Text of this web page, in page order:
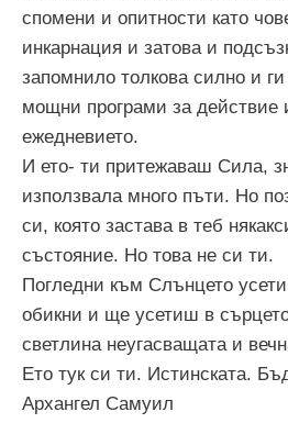
спомени и опитности като
инкарнация и затова и
запомнило толкова силно и ги
мощни програми за действие
ежедневието.
И ето- ти притежаваш Сила,
използвала много пъти. Но
си, която застава в теб
състояние. Но това не си ти.
Погледни към Слънцето
обикни и ще усетиш в
светлина неугасващата и
Ето тук си ти. Истинската.
Архангел Самуил